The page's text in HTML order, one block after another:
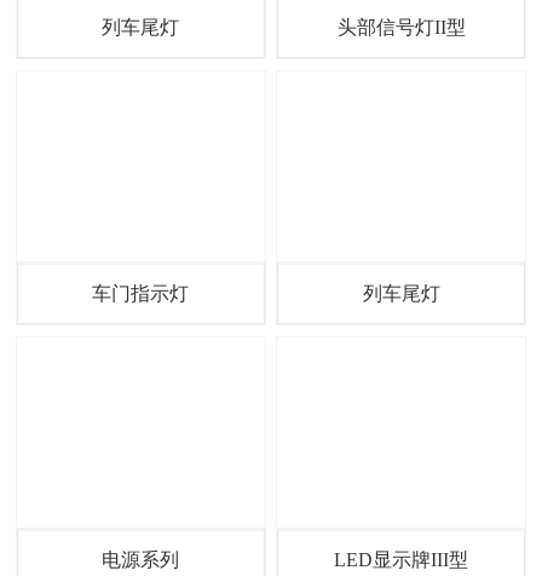
列车尾灯 头部信号灯II型
车门指示灯 列车尾灯
电源系列 LED显示牌III型